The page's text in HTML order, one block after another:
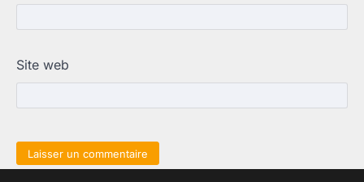
Site web